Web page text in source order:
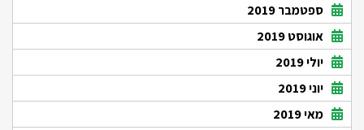
ספטמבר 2019
אוגוסט 2019
יולי 2019
יוני 2019
מאי 2019